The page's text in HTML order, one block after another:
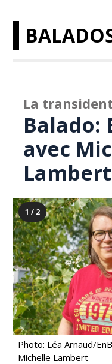
La
Balado:
avec
Lambert
1 / 2
Photo: Léa Arnaud/
Michelle Lambert